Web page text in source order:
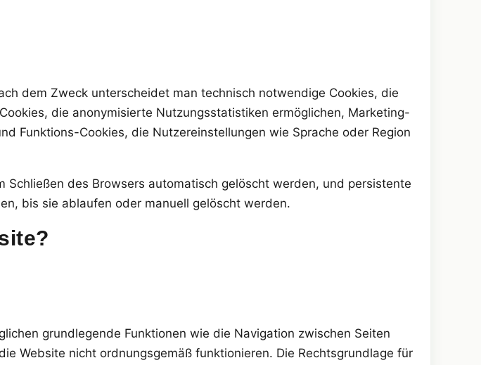
dem Zweck unterscheidet man technisch notwendige Cookies, die
die anonymisierte Nutzungsstatistiken ermöglichen, Marketing-
Funktions-Cookies, die Nutzereinstellungen wie Sprache oder Region
des Browsers automatisch gelöscht werden, und persistente
bis sie ablaufen oder manuell gelöscht werden.
grundlegende Funktionen wie die Navigation zwischen Seiten
Website nicht ordnungsgemäß funktionieren. Die Rechtsgrundlage für